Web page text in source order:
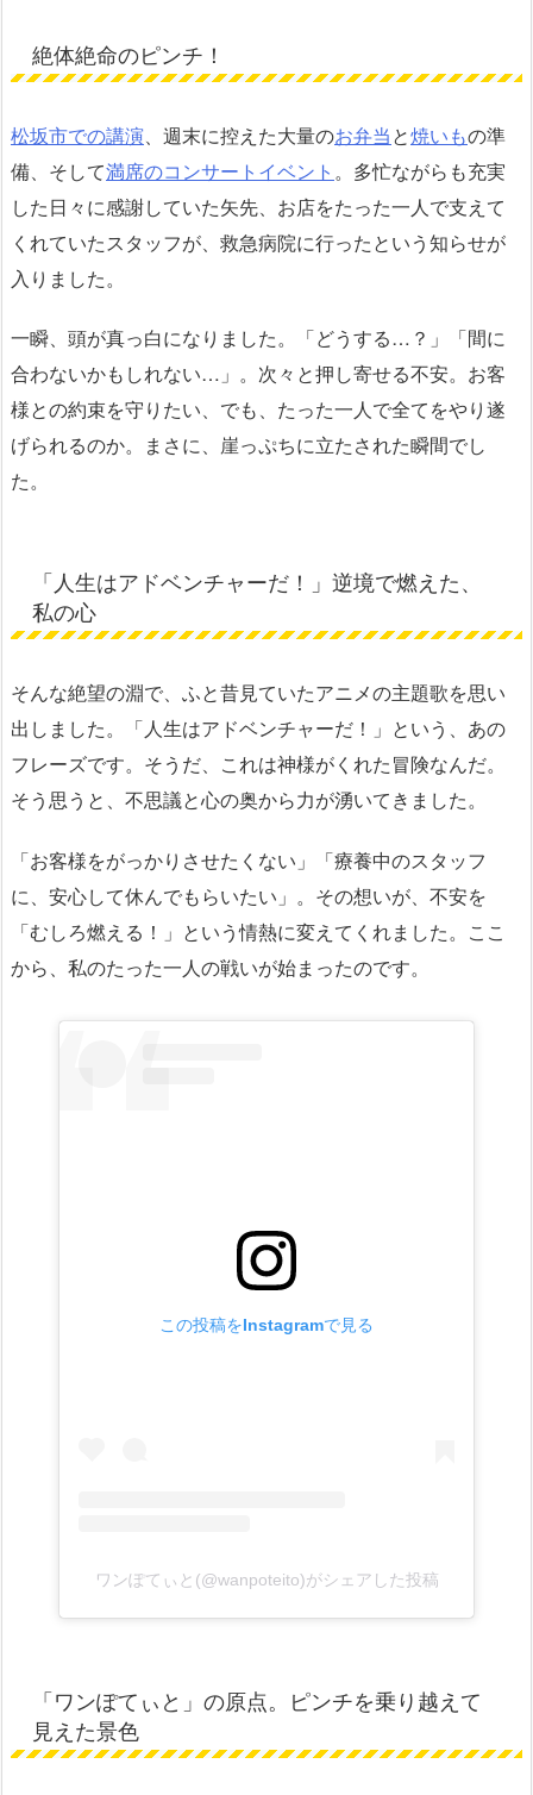
絶体絶命のピンチ！
松坂市での講演、週末に控えた大量のお弁当と焼いもの準
備、そして満席のコンサートイベント 。多忙ながらも充実
した日々に感謝していた矢先、お店をたった一人で支えて
くれていたスタッフが、救急病院に行ったという知らせが
入りました。
一瞬、頭が真っ白になりました。「どうする…？」「間に
合わないかもしれない…」。次々と押し寄せる不安。お客
様との約束を守りたい、でも、たった一人で全てをやり遂
げられるのか。まさに、崖っぷちに立たされた瞬間でし
た。
「人生はアドベンチャーだ！」逆境で燃えた、
私の心
そんな絶望の淵で、ふと昔見ていたアニメの主題歌を思い
出しました。「人生はアドベンチャーだ！」という、あの
フレーズです。そうだ、これは神様がくれた冒険なんだ。
そう思うと、不思議と心の奥から力が湧いてきました。
「お客様をがっかりさせたくない」「療養中のスタッフ
に、安心して休んでもらいたい」。その想いが、不安を
「むしろ燃える！」という情熱に変えてくれました。ここ
から、私のたった一人の戦いが始まったのです。
この投稿をInstagramで見る
ワンぽてぃと(@wanpoteito)がシェアした投稿
「ワンぽてぃと」の原点。ピンチを乗り越えて
見えた景色